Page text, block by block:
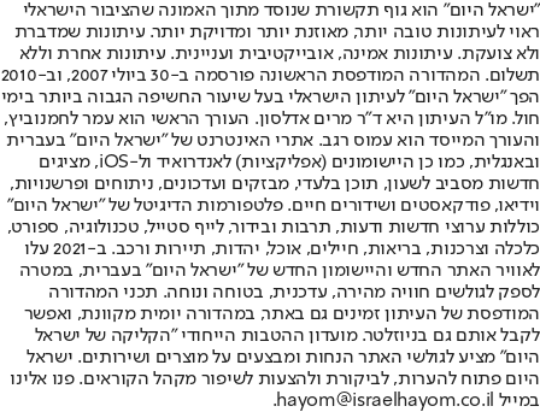
"ישראל היום" הוא גוף תקשורת שנוסד מתוך האמונה שהציבור הישראלי
ראוי לעיתונות טובה יותר, מאוזנת יותר ומדויקת יותר. עיתונות שמדברת
ולא צועקת. עיתונות אמינה, אובייקטיבית ועניינית. עיתונות אחרת וללא
תשלום. המהדורה המודפסת הראשונה פורסמה ב-30 ביולי 2007, וב-2010
הפך "ישראל היום" לעיתון הישראלי בעל שיעור החשיפה הגבוה ביותר בימי
חול. מו"ל העיתון היא ד"ר מרים אדלסון. העורך הראשי הוא עמר לחמנוביץ,
והעורך המייסד הוא עמוס רגב. אתרי האינטרנט של "ישראל היום" בעברית
ובאנגלית, כמו כן היישומונים (אפליקציות) לאנדרואיד ול-iOS, מציגים
חדשות מסביב לשעון, תוכן בלעדי, מבזקים ועדכונים, ניתוחים ופרשנויות,
וידיאו, פודקאסטים ושידורים חיים. פלטפורמות הדיגיטל של "ישראל היום"
כוללות ערוצי חדשות ודעות, תרבות ובידור, לייף סטייל, טכנולוגיה, ספורט,
כלכלה וצרכנות, בריאות, חיילים, אוכל, יהדות, תיירות ורכב. ב-2021 עלו
לאוויר האתר החדש והיישומון החדש של "ישראל היום" בעברית, במטרה
לספק לגולשים חוויה מהירה, עדכנית, בטוחה ונוחה. תכני המהדורה
המודפסת של העיתון זמינים גם באתר, במהדורה יומית מקוונת, ואפשר
לקבל אותם גם בניוזלטר. מועדון ההטבות הייחודי "הקליקה של ישראל
היום" מציע לגולשי האתר הנחות ומבצעים על מוצרים ושירותים. ישראל
היום פתוח להערות, לביקורת ולהצעות לשיפור מקהל הקוראים. פנו אלינו
במייל hayom@israelhayom.co.il.